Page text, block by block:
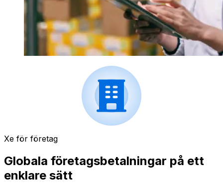
Xe för företag
Globala företagsbetalningar på ett
enklare sätt